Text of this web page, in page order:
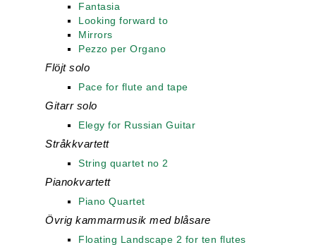
Fantasia
Looking forward to
Mirrors
Pezzo per Organo
Flöjt solo
Pace for flute and tape
Gitarr solo
Elegy for Russian Guitar
Stråkkvartett
String quartet no 2
Pianokvartett
Piano Quartet
Övrig kammarmusik med blåsare
Floating Landscape 2 for ten flutes